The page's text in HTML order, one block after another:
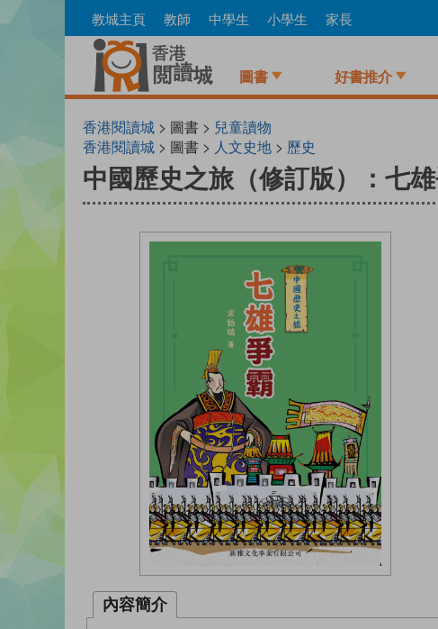
to
教城主頁 教師 中學生 小學生 家長
圖書 好書推介
香港閱讀城 > 圖書 > 兒童讀物
香港閱讀城 > 圖書 > 人文史地 > 歷史
中國歷史之旅（修訂版）：七
內容簡介